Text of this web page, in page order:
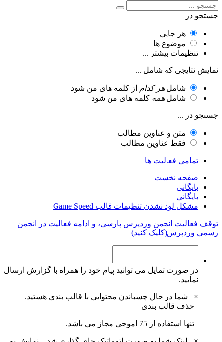
جستجو در
هر جایی
موضوع ها
تنظیمات بیشتر ...
نمایش نتایجی که شامل ...
شامل هر کدام از کلمه های من شود
شامل همه کلمه های من شود
جستجو در ...
متن و عناوین مطالب
فقط عناوین مطالب
تمامی فعالیت ها
صفحه نخست
بایگانی
بایگانی
مشکل لود نشدن تنظیمات قالب Game Speed
توقف فعالیت انجمن وردپرس پارسی، و ادامه فعالیت در انجمن
رسمی وردپرس(کلیک کنید)
در صورت تمایل می توانید پیام خود را همراه با گزارش ارسال
نمایید.
×
شما در حال چسباندن محتوایی با قالب بندی هستید.
حذف قالب بندی
تنها استفاده از 75 اموجی مجاز می باشد.